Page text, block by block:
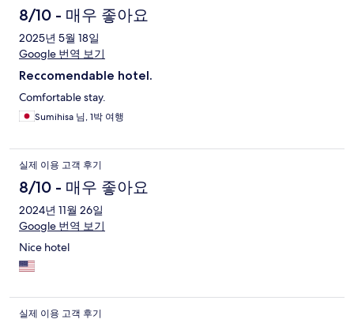
8/10 - 매우 좋아요
2025년 5월 18일
Google 번역 보기
Reccomendable hotel.
Comfortable stay.
Sumihisa 님, 1박 여행
실제 이용 고객 후기
8/10 - 매우 좋아요
2024년 11월 26일
Google 번역 보기
Nice hotel
실제 이용 고객 후기